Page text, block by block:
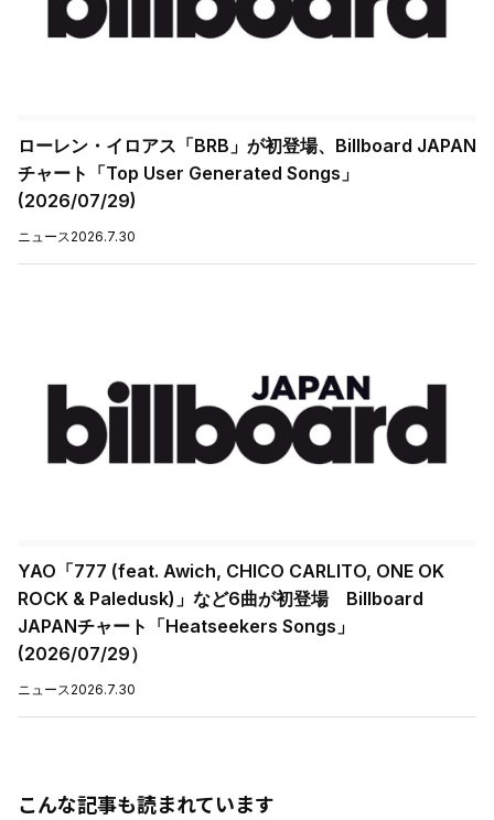
ローレン・イロアス「BRB」が初登場、Billboard JAPAN
チャート「Top User Generated Songs」
(2026/07/29)
ニュース 2026.7.30
YAO「777 (feat. Awich, CHICO CARLITO, ONE OK
ROCK & Paledusk)」など6曲が初登場 Billboard
JAPANチャート「Heatseekers Songs」
(2026/07/29）
ニュース2026.7.30
こんな記事も読まれています